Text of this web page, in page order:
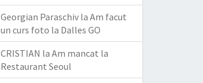
Georgian Paraschivla Am facut
un curs foto la Dalles GO
CRISTIAN la Am mancat la
Restaurant Seoul